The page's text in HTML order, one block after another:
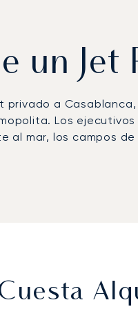
un Jet
privado a
Los
al mar, los campos
Aeropuerto